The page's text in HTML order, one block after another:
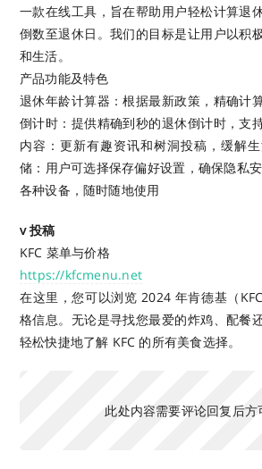
一款在线工具，旨在帮助用户轻松计算退
倒数至退休日。我们的目标是让用户以积
和生活。
产品功能及特色
退休年龄计算器：根据最新政策，精确计
倒计时：提供精确到秒的退休倒计时，支
内容：更新有趣资讯和树洞投稿，缓解
储：用户可选择保存偏好设置，确保隐私
各种设备，随时随地使用
v 投稿
KFC 菜单与价格
https://kfcmenu.net
在这里，您可以浏览 2024 年肯德基（
格信息。无论是寻找您最爱的炸鸡、配餐
轻松快捷地了解 KFC 的所有美食选择。
此处内容需要评论回复后方